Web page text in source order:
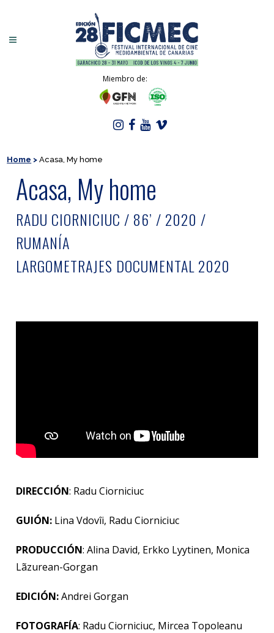
Miembro de:
Home >Acasa, My home
Acasa, My home
RADU CIORNICIUC / 86’ / 2020 /
RUMANÍA
LARGOMETRAJES DOCUMENTAL 2020
DIRECCIÓN: Radu Ciorniciuc
GUIÓN: Lina Vdovîi, Radu Ciorniciuc
PRODUCCIÓN: Alina David, Erkko Lyytinen, Monica
Lãzurean-Gorgan
EDICIÓN:Andrei Gorgan
FOTOGRAFÍA: Radu Ciorniciuc, Mircea Topoleanu